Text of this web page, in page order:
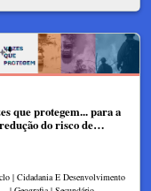
que protegem... para a
redução do risco de…
| Cidadania E Desenvolvimento